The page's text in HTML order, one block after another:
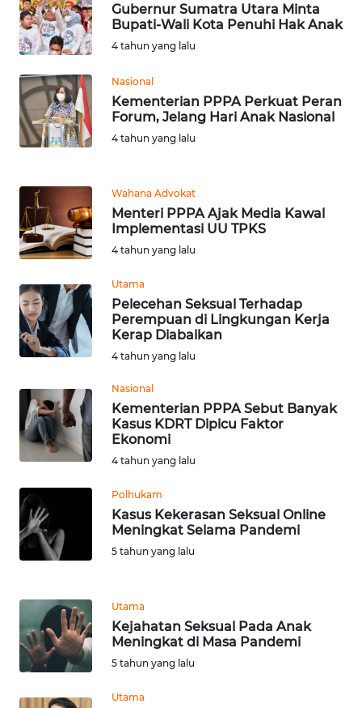
Gubernur Sumatra Utara Minta
Bupati-Wali Kota Penuhi Hak Anak
4 tahun yang lalu
Nasional
Kementerian PPPA Perkuat Peran
Forum, Jelang Hari Anak Nasional
4 tahun yang lalu
Wahana Advokat
Menteri PPPA Ajak Media Kawal
Implementasi UU TPKS
4 tahun yang lalu
Utama
Pelecehan Seksual Terhadap
Perempuan di Lingkungan Kerja
Kerap Diabaikan
4 tahun yang lalu
Nasional
Kementerian PPPA Sebut Banyak
Kasus KDRT Dipicu Faktor
Ekonomi
4 tahun yang lalu
Polhukam
Kasus Kekerasan Seksual Online
Meningkat Selama Pandemi
5 tahun yang lalu
Utama
Kejahatan Seksual Pada Anak
Meningkat di Masa Pandemi
5 tahun yang lalu
Utama
WN
LANGKAT
WN
TAPANULI
SELATAN
TANJUNG
LESUNG
WN
KARO
WN
SIMALUNGUN
WN
TAPANULI
TENGAH
WN DELI
SERDANG
WN
TINGGI
WN
PAKPAK
WN